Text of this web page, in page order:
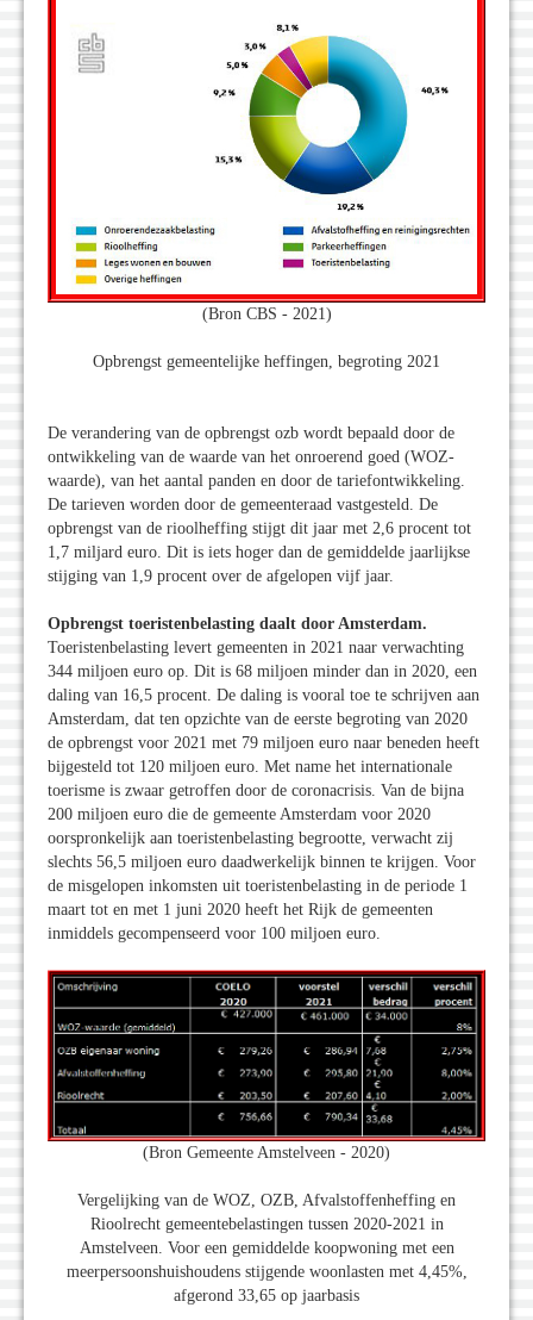
(Bron CBS - 2021)
Opbrengst gemeentelijke heffingen, begroting 2021
De verandering van de opbrengst ozb wordt bepaald door de
ontwikkeling van de waarde van het onroerend goed (WOZ-
waarde), van het aantal panden en door de tariefontwikkeling.
De tarieven worden door de gemeenteraad vastgesteld. De
opbrengst van de rioolheffing stijgt dit jaar met 2,6 procent tot
1,7 miljard euro. Dit is iets hoger dan de gemiddelde jaarlijkse
stijging van 1,9 procent over de afgelopen vijf jaar.
Opbrengst toeristenbelasting daalt door Amsterdam.
Toeristenbelasting levert gemeenten in 2021 naar verwachting
344 miljoen euro op. Dit is 68 miljoen minder dan in 2020, een
daling van 16,5 procent. De daling is vooral toe te schrijven aan
Amsterdam, dat ten opzichte van de eerste begroting van 2020
de opbrengst voor 2021 met 79 miljoen euro naar beneden heeft
bijgesteld tot 120 miljoen euro. Met name het internationale
toerisme is zwaar getroffen door de coronacrisis. Van de bijna
200 miljoen euro die de gemeente Amsterdam voor 2020
oorspronkelijk aan toeristenbelasting begrootte, verwacht zij
slechts 56,5 miljoen euro daadwerkelijk binnen te krijgen. Voor
de misgelopen inkomsten uit toeristenbelasting in de periode 1
maart tot en met 1 juni 2020 heeft het Rijk de gemeenten
inmiddels gecompenseerd voor 100 miljoen euro.
(Bron Gemeente Amstelveen - 2020)
Vergelijking van de WOZ, OZB, Afvalstoffenheffing en
Rioolrecht gemeentebelastingen tussen 2020-2021 in
Amstelveen. Voor een gemiddelde koopwoning met een
meerpersoonshuishoudens stijgende woonlasten met 4,45%,
afgerond 33,65 op jaarbasis